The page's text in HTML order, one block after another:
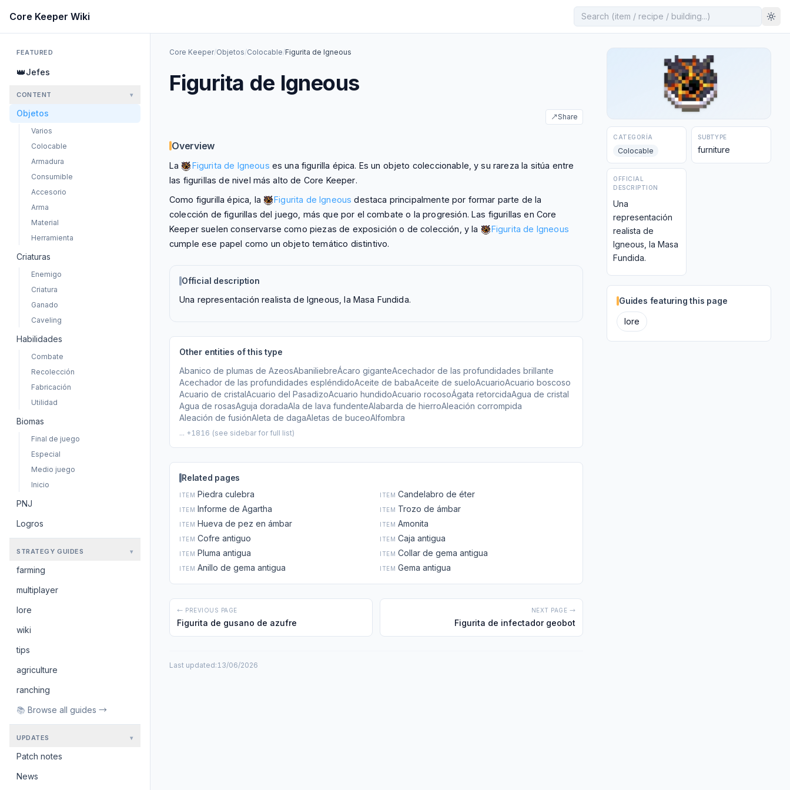
Core Keeper Wiki
FEATURED
👑Jefes
CONTENT ▾
Objetos
Varios
Colocable
Armadura
Consumible
Accesorio
Arma
Material
Herramienta
Criaturas
Enemigo
Criatura
Ganado
Caveling
Habilidades
Combate
Recolección
Fabricación
Utilidad
Biomas
Final de juego
Especial
Medio juego
Inicio
PNJ
Logros
STRATEGY GUIDES ▾
farming
multiplayer
lore
wiki
tips
agriculture
ranching
📚 Browse all guides →
UPDATES ▾
Patch notes
News
Core Keeper/Objetos/Colocable/Figurita de Igneous
Figurita de Igneous
↗Share
Overview
La Figurita de Igneous es una figurilla épica. Es un objeto coleccionable, y su rareza la sitúa entre
las figurillas de nivel más alto de Core Keeper.
Como figurilla épica, la
Figurita de Igneous destaca principalmente por formar parte de la
colección de figurillas del juego, más que por el combate o la progresión. Las figurillas en Core
Keeper suelen conservarse como piezas de exposición o de colección, y la
Figurita de Igneous
cumple ese papel como un objeto temático distintivo.
Official description
Una representación realista de Igneous, la Masa Fundida.
Other entities of this type
Abanico de plumas de AzeosAbaniliebreÁcaro giganteAcechador de las profundidades brillante
Acechador de las profundidades espléndidoAceite de babaAceite de sueloAcuarioAcuario boscoso
Acuario de cristalAcuario del PasadizoAcuario hundidoAcuario rocosoÁgata retorcidaAgua de cristal
Agua de rosasAguja doradaAla de lava fundenteAlabarda de hierroAleación corrompida
Aleación de fusiónAleta de dagaAletas de buceoAlfombra
... +1816 (see sidebar for full list)
Related pages
ITEM Piedra culebra ITEM Candelabro de éter
ITEM Informe de Agartha ITEM Trozo de ámbar
ITEM Hueva de pez en ámbar ITEM Amonita
ITEM Cofre antiguo ITEM Caja antigua
ITEM Pluma antigua ITEM Collar de gema antigua
ITEM Anillo de gema antigua ITEM Gema antigua
← PREVIOUS PAGE
Figurita de gusano de azufre
NEXT PAGE →
Figurita de infectador geobot
Last updated: 13/06/2026
CATEGORÍA
Colocable
SUBTYPE
furniture
OFFICIAL
DESCRIPTION
Una
representación
realista de
Igneous, la Masa
Fundida.
Guides featuring this page
lore